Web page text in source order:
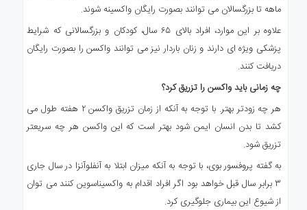
ماهه تا بزرگسالان می توانند بصورت رایگان واکسینه شوند.
علاوه بر این موارد، افراد بالای ۶۵ سال، کودکان و بزرگسالانی که شرایط
پزشکی ویژه ای دارند و زنان باردار نیز می توانند واکسن را بصورت رایگان
دریافت کنند.
چه زمانی باید واکسن را تزریق کرد؟
هر چه زودتر بهتر. با توجه به آنکه از زمان تزریق واکسن ۲ هفته طول می
کشد تا بدن انسان ایمن شود بهتر است که این واکسن هر چه سریعتر
تزریق شود.
به گفته پروفسور بوی، با توجه به آنکه میزان ابتلا به آنفلوآنزا در سال جاری
۳ برابر سال قبل خواهد بود اگر افراد اقدام به واکسیناسوین کنند می توان
از شیوع این بیماری جلوگیری کرد.